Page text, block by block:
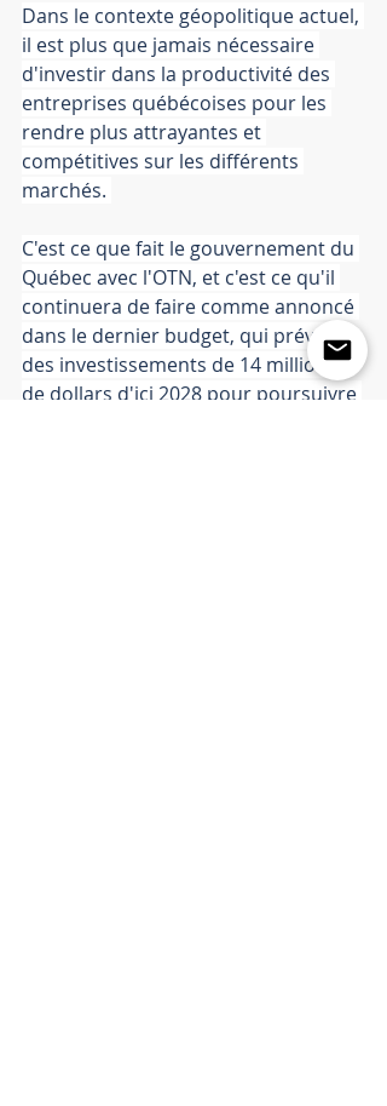
Dans le contexte géopolitique actuel,
il est plus que jamais nécessaire
d'investir dans la productivité des
entreprises québécoises pour les
rendre plus attrayantes et
compétitives sur les différents
marchés.
C'est ce que fait le gouvernement du
Québec avec l'OTN, et c'est ce qu'il
continuera de faire comme annoncé
dans le dernier budget, qui prévoit
des investissements de 14 millions
de dollars d'ici 2028 pour poursuivre